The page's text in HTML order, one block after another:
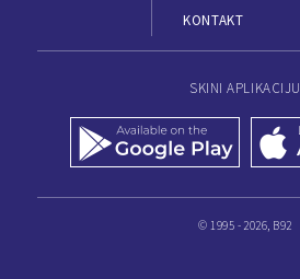
KONTAKT
SKINI APLIKACIJU
© 1995 - 2026, B92